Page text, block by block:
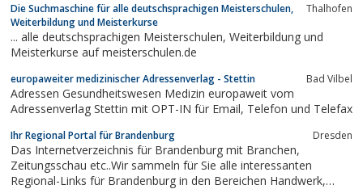
Die Suchmaschine für alle deutschsprachigen Meisterschulen,
Weiterbildung und Meisterkurse
Thalhofen
... alle deutschsprachigen Meisterschulen, Weiterbildung und
Meisterkurse auf meisterschulen.de
europaweiter medizinischer Adressenverlag - Stettin Bad Vilbel
Adressen Gesundheitswesen Medizin europaweit vom
Adressenverlag Stettin mit OPT-IN für Email, Telefon und Telefax
Ihr Regional Portal für Brandenburg Dresden
Das Internetverzeichnis für Brandenburg mit Branchen,
Zeitungsschau etc..Wir sammeln für Sie alle interessanten
Regional-Links für Brandenburg in den Bereichen Handwerk,